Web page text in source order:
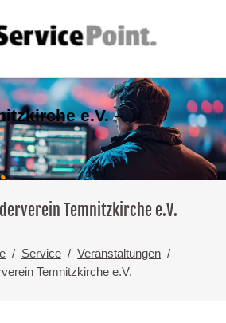
e.V. –
Temnitzkirche e.V.
Service
Veranstaltungen
Temnitzkirche e.V.